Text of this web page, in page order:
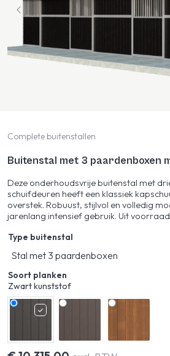
Complete buitenstallen
Buitenstal met 3 paardenboxen
Deze onderhoudsvrije buitenstal met
schuifdeuren heeft een klassiek
overstek. Robuust, stijlvol en volledig
jarenlang intensief gebruik. Uit
Type buitenstal
Soort planken
Zwart kunststof